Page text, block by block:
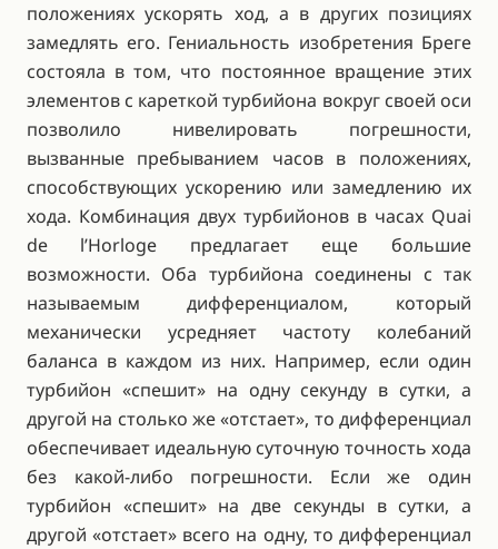
положениях ускорять ход, а в других позициях
замедлять его. Гениальность изобретения Бреге
состояла в том, что постоянное вращение этих
элементов с кареткой турбийона вокруг своей оси
позволило нивелировать погрешности,
вызванные пребыванием часов в положениях,
способствующих ускорению или замедлению их
хода. Комбинация двух турбийонов в часах Quai
de l’Horloge предлагает еще большие
возможности. Оба турбийона соединены с так
называемым дифференциалом, который
механически усредняет частоту колебаний
баланса в каждом из них. Например, если один
турбийон «спешит» на одну секунду в сутки, а
другой на столько же «отстает», то дифференциал
обеспечивает идеальную суточную точность хода
без какой-либо погрешности. Если же один
турбийон «спешит» на две секунды в сутки, а
другой «отстает» всего на одну, то дифференциал